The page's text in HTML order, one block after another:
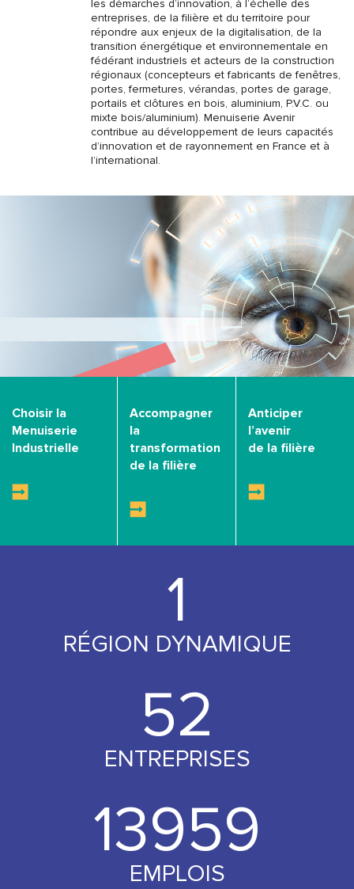
les démarches d’innovation, à l’échelle des
entreprises, de la filière et du territoire pour
répondre aux enjeux de la digitalisation, de la
transition énergétique et environnementale en
fédérant industriels et acteurs de la construction
régionaux (concepteurs et fabricants de fenêtres,
portes, fermetures, vérandas, portes de garage,
portails et clôtures en bois, aluminium, P.V.C. ou
mixte bois/aluminium). Menuiserie Avenir
contribue au développement de leurs capacités
d’innovation et de rayonnement en France et à
l’international.
Choisir la
Menuiserie
Industrielle
Accompagner
la
transformation
de la filière
Anticiper
l’avenir
de la filière
1
RÉGION DYNAMIQUE
53
ENTREPRISES
14000
EMPLOIS